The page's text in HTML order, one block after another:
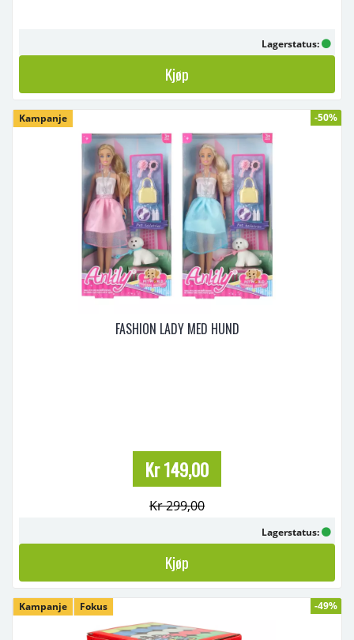
Lagerstatus:
Kjøp
Kampanje -50%
FASHION LADY MED HUND
Kr 149,00
Kr 299,00
Lagerstatus:
Kjøp
Kampanje Fokus -49%